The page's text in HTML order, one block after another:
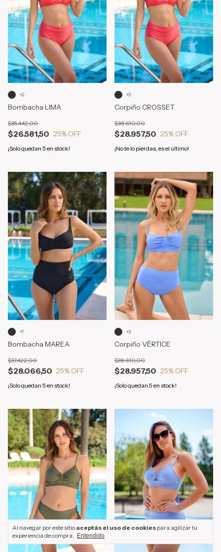
Al navegar por este sitio aceptás el uso de cookies para agilizar tu
experiencia de compra.
Entendido
Bombacha LIMA
$26.581,50
$35.442,00
25% OFF
¡Solo quedan 5 en stock!
+2
Corpiño CROSSET
$28.957,50
$38.610,00
25% OFF
¡No te lo pierdas, es el último!
+3
Bombacha MAREA
$28.066,50
$37.422,00
25% OFF
¡Solo quedan 5 en stock!
+1
Corpiño VÉRTICE
$28.957,50
$38.610,00
25% OFF
¡Solo quedan 5 en stock!
+3